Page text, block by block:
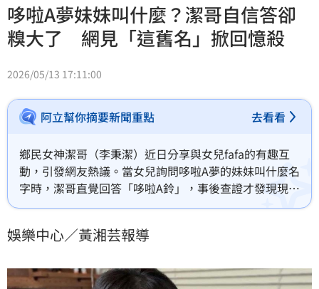
哆啦A夢妹妹叫什麼？潔哥自信答卻
糗大了 網見「這舊名」掀回憶殺
2026/05/13 17:11:00
阿立幫你摘要新聞重點 去看看
鄉民女神潔哥（李秉潔）近日分享與女兒fafa的有趣互
動，引發網友熱議。當女兒詢問哆啦A夢的妹妹叫什麼名
字時，潔哥直覺回答「哆啦A鈴」，事後查證才發現現已
正名為「哆啦美」。潔哥笑稱自己還活在「技安與小
1997年起為遵從原作者遺願，將「小叮噹」系列角色全
改名趣聞也勾起許多網友的童年回憶。黃湘芸
娛樂中心／黃湘芸報導